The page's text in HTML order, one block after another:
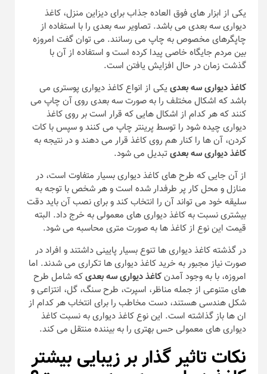
یکی از ابزار های فوق العاده جذاب برای دیزاین منزل، کاغذ
دیواری سه بعدی می باشد. تصاویر سه بعدی را با استفاده از
چاپگرهای مخصوص به چاپ می رسانند. می توان گفت امروزه
بین مردم جایگاه خاصی پیدا کرده است و استفاده از آن با
گذشت زمان در حال افزایش یافتن است.
کاغذ دیواری سه بعدی یکی از انواع کاغذ دیواری پوستری می
باشد که اشکال مختلف را به صورت سه بعدی روی آن چاپ می
کنند که هر کدام از اشکال هایی که قرار است بر روی کاغذ
دیواری چیده شود را توسط پرینتر چاپ می کنند و سپس با کات
کردن، آن ها را کنار هم روی کاغذ قرار می دهند و در نتیجه به
کاغذ دیواری سه بعدیتبدیل می شود.
از آن جایی که طرح های کاغذ دیواری بسیار متفاوت است، در
منازل و محل کار پر طرفدار شده است و هر شخص با توجه به
سلیقه خود می تواند آن را انتخاب کند و برای نصب آن باید دقت
بیشتری نسبت به کاغذ دیواری های معمولی به خرج داد. البته
قیمت این نوع از کاغذ ها به صورت متری محاسبه می شود.
در گذشته کاغذ دیواری ها تنوع بسیار پایینی داشتند و افراد در
صورت نیاز مجبور به خرید کاغذ دیواری ها تکراری می شدند. اما
امروزه، با به وجود آمدنکاغذ دیواری سه بعدیکه شامل طرح
های متنوعی از جمله مناظر، اسپرت، طرح سنگ، گل، انتزاعی و
شکل هندسی هستند، دست مخاطب را برای انتخاب هر کدام از
ان ها باز گذاشته است. این نوع کاغذ دیواری به نسبت کاغذ
دیواری های معمولی حس بهتری را به بیننده منتقل می کند.
نکات تاثیر گذار بر زیبایی بیشتر